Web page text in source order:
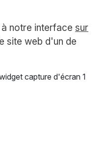
notre interface sur
site web d'un de